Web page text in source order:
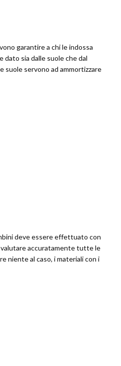
garantire a chi le indossa
dato sia dalle suole che dal
suole servono ad ammortizzare
deve essere effettuato con
accuratamente tutte le
niente al caso, i materiali con i